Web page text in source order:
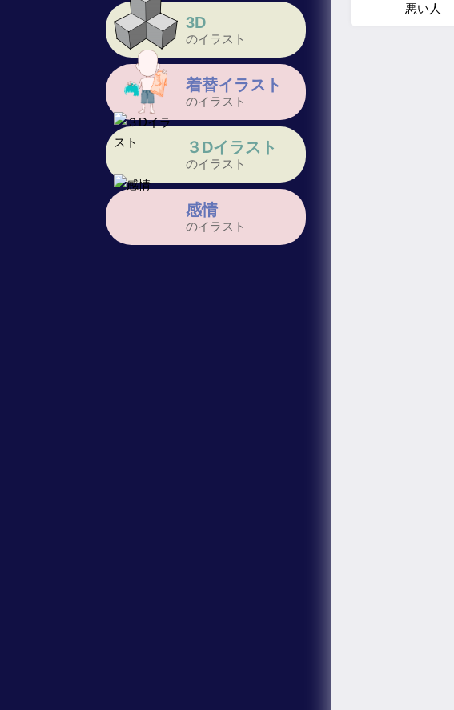
3D
のイラスト
着替イラスト
のイラスト
３Dイラスト
のイラスト
感情
のイラスト
悪い人